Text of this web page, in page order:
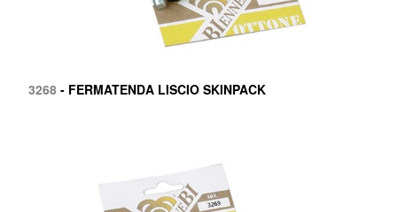
3268- FERMATENDA LISCIO SKINPACK